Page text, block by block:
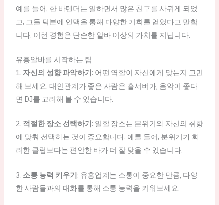
예를 들어, 한 바텐더는 일하면서 많은 친구를 사귀게 되었
고, 그들 덕분에 인맥을 통해 다양한 기회를 얻었다고 말합
니다. 이런 경험은 단순한 알바 이상의 가치를 지닙니다.
유흥알바를 시작하는 팁
1. 자신의 성향 파악하기: 어떤 역할이 자신에게 맞는지 고민
해 보세요. 대인관계가 좋은 사람은 홀서버가, 음악이 좋다
면 DJ를 고려해 볼 수 있습니다.
2. 적절한 장소 선택하기 : 일할 장소는 분위기와 자신의 취향
에 맞춰 선택하는 것이 중요합니다. 예를 들어, 분위기가 화
려한 클럽보다는 편안한 바가 더 잘 맞을 수 있습니다.
3. 소통 능력 키우기: 유흥업계는 소통이 중요한 만큼, 다양
한 사람들과의 대화를 통해 소통 능력을 키워보세요.